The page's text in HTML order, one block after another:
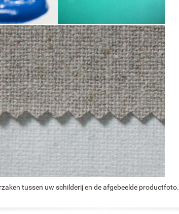
tussen uw schilderij en de afgebeelde productfoto.